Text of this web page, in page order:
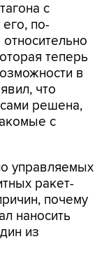
с
по-
теперь
в
что
решена,
с
управляемых
ракет-
почему
наносить
из